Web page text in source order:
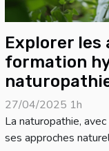
Explorer les
formation
27/04/2025 1h
La naturopathie,
ses approches